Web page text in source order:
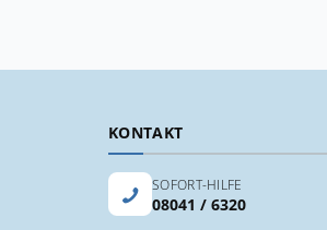
KONTAKT
SOFORT-HILFE
08041 / 6320